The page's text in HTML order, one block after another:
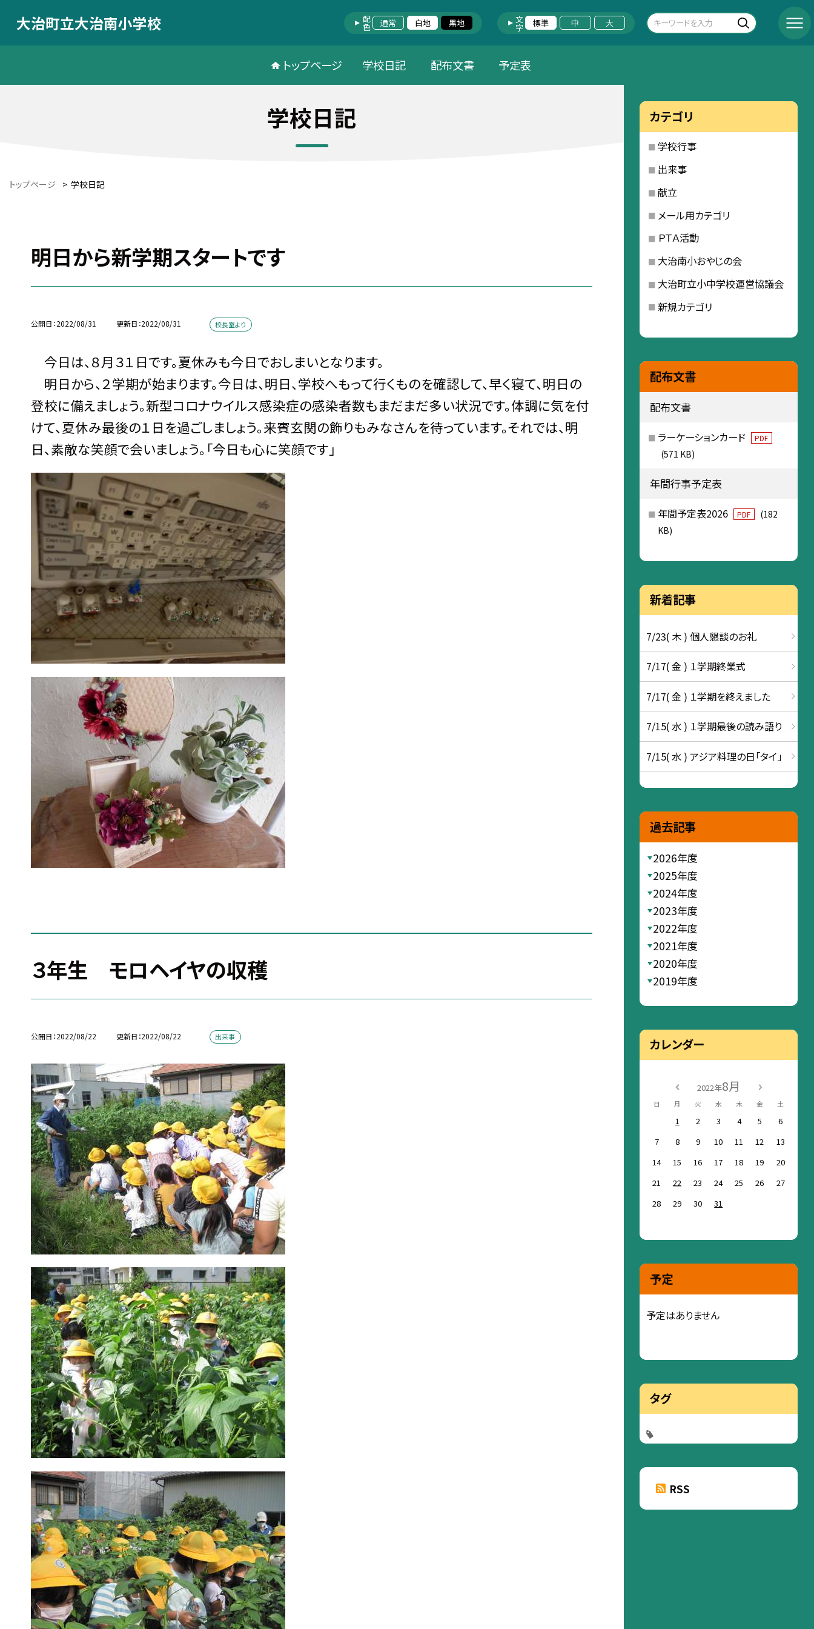
大治町立大治南小学校 配色 通常 白地 黒地 文字 標準 中 大
トップページ 学校日記 配布文書 予定表
学校日記
トップページ > 学校日記
明日から新学期スタートです
公開日 2022/08/31 更新日 2022/08/31 校長室より
今日は、８月３１日です。夏休みも今日でおしまいとなります。
明日から、２学期が始まります。今日は、明日、学校へもって行くものを確認して、早く寝て、明日の
登校に備えましょう。新型コロナウイルス感染症の感染者数もまだまだ多い状況です。体調に気を付
けて、夏休み最後の１日を過ごしましょう。来賓玄関の飾りもみなさんを待っています。それでは、明
日、素敵な笑顔で会いましょう。「今日も心に笑顔です」
３年生 モロヘイヤの収穫
公開日 2022/08/22 更新日 2022/08/22 出来事
カテゴリ
学校行事
出来事
献立
メール用カテゴリ
ＰＴＡ活動
大治南小おやじの会
大治町立小中学校運営協議会
新規カテゴリ
配布文書
配布文書
ラーケーションカード PDF
(571 KB)
年間行事予定表
年間予定表2026 PDF
(182
KB)
新着記事
7/23( 木 ) 個人懇談のお礼
7/17( 金 ) １学期終業式
7/17( 金 ) １学期を終えました
7/15( 水 ) １学期最後の読み語り
7/15( 水 ) アジア料理の日「タイ」
過去記事
2026年度
2025年度
2024年度
2023年度
2022年度
2021年度
2020年度
2019年度
カレンダー
2022年8月
日 月 火 水 木 金 土
1 2 3 4 5
6
7
8 9 10 11 12
13
14
15 16 17 18 19
20
21
22 23 24 25 26
27
28
29 30 31
予定
予定はありません
タグ
RSS